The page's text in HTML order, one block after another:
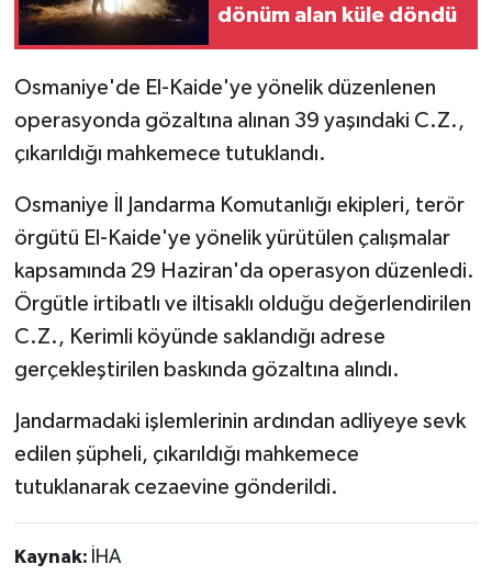
dönüm alan küle döndü
Osmaniye'de El-Kaide'ye yönelik düzenlenen
operasyonda gözaltına alınan 39 yaşındaki C.Z.,
çıkarıldığı mahkemece tutuklandı.
Osmaniye İl Jandarma Komutanlığı ekipleri, terör
örgütü El-Kaide'ye yönelik yürütülen çalışmalar
kapsamında 29 Haziran'da operasyon düzenledi.
Örgütle irtibatlı ve iltisaklı olduğu değerlendirilen
C.Z., Kerimli köyünde saklandığı adrese
gerçekleştirilen baskında gözaltına alındı.
Jandarmadaki işlemlerinin ardından adliyeye sevk
edilen şüpheli, çıkarıldığı mahkemece
tutuklanarak cezaevine gönderildi.
Kaynak: İHA